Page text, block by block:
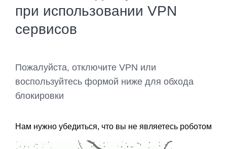
при использовании VPN
сервисов
Пожалуйста, отключите VPN или
воспользуйтесь формой ниже для обхода
блокировки
Нам нужно убедиться, что вы не являетесь роботом